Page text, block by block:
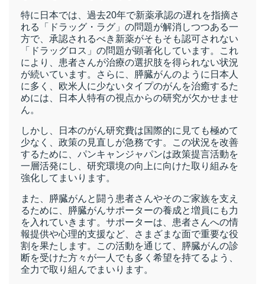
特に日本では、過去20年で新薬承認の遅れを指摘さ
れる「ドラッグ・ラグ」の問題が解消しつつある一
方で、承認されるべき新薬がそもそも認可されない
「ドラッグロス」の問題が顕著化しています。これ
により、患者さんが治療の選択肢を得られない状況
が続いています。さらに、膵臓がんのように日本人
に多く、欧米人に少ないタイプのがんを治癒するた
めには、日本人特有の視点からの研究が欠かせませ
ん。
しかし、日本のがん研究費は国際的に見ても極めて
少なく、政策の見直しが急務です。この状況を改善
するために、パンキャンジャパンは政策提言活動を
一層活発にし、研究環境の向上に向けた取り組みを
強化してまいります。
また、膵臓がんと闘う患者さんやそのご家族を支え
るために、膵臓がんサポーターの養成と増員にも力
を入れていきます。サポーターは、患者さんへの情
報提供や心理的支援など、さまざまな面で重要な役
割を果たします。この活動を通じて、膵臓がんの診
断を受けた方々が一人でも多く希望を持てるよう、
全力で取り組んでまいります。